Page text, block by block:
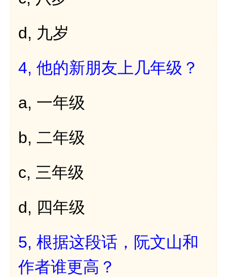
d, 九岁
4, 他的新朋友上几年级？
a, 一年级
b, 二年级
c, 三年级
d, 四年级
5, 根据这段话，阮文山和
作者谁更高？